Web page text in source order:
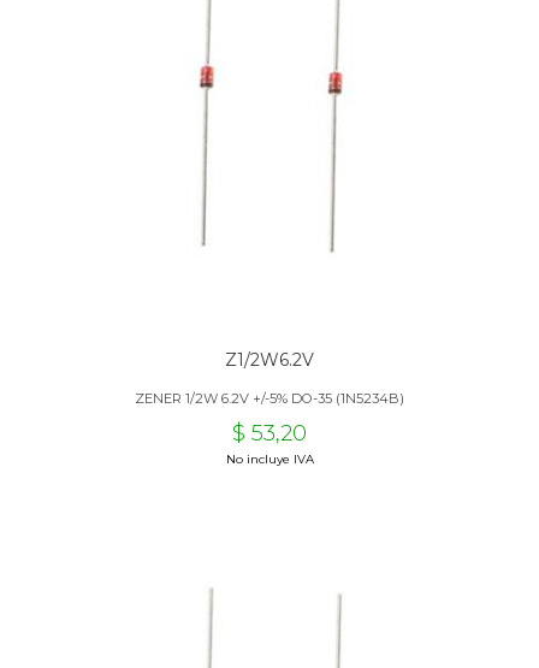
Z1/2W6.2V
ZENER 1/2W 6.2V +/-5% DO-35 (1N5234B)
$ 53,20
No incluye IVA